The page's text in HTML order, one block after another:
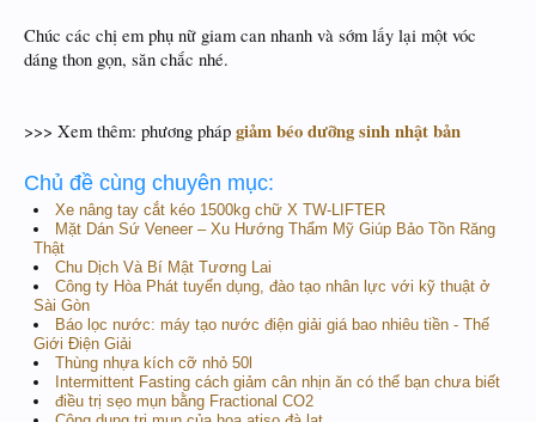
Chúc các chị em phụ nữ giam can nhanh và sớm lấy lại một vóc
dáng thon gọn, săn chắc nhé.
>>> Xem thêm: phương pháp giảm béo dưỡng sinh nhật bản
Chủ đề cùng chuyên mục:
Xe nâng tay cắt kéo 1500kg chữ X TW-LIFTER
Mặt Dán Sứ Veneer – Xu Hướng Thẩm Mỹ Giúp Bảo Tồn Răng
Thật
Chu Dịch Và Bí Mật Tương Lai
Công ty Hòa Phát tuyển dụng, đào tạo nhân lực với kỹ thuật ở
Sài Gòn
Báo lọc nước: máy tạo nước điện giải giá bao nhiêu tiền - Thế
Giới Điện Giải
Thùng nhựa kích cỡ nhỏ 50l
Intermittent Fasting cách giảm cân nhịn ăn có thể bạn chưa biết
điều trị sẹo mụn bằng Fractional CO2